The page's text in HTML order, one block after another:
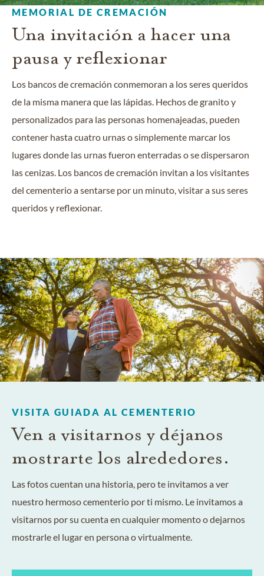
MEMORIAL DE CREMACIÓN
Una invitación a hacer una
pausa y reflexionar
Los bancos de cremación conmemoran a los seres queridos
de la misma manera que las lápidas. Hechos de granito y
personalizados para las personas homenajeadas, pueden
contener hasta cuatro urnas o simplemente marcar los
lugares donde las urnas fueron enterradas o se dispersaron
las cenizas. Los bancos de cremación invitan a los visitantes
del cementerio a sentarse por un minuto, visitar a sus seres
queridos y reflexionar.
VISITA GUIADA AL CEMENTERIO
Ven a visitarnos y déjanos
mostrarte los alrededores.
Las fotos cuentan una historia, pero te invitamos a ver
nuestro hermoso cementerio por ti mismo. Le invitamos a
visitarnos por su cuenta en cualquier momento o dejarnos
mostrarle el lugar en persona o virtualmente.